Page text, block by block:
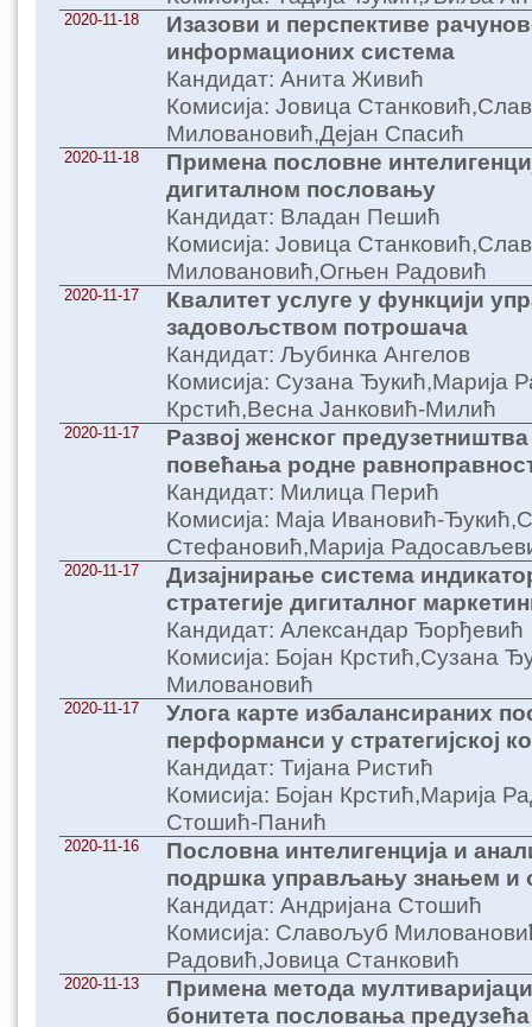
2020-11-18
Изазови и перспективе
информационих система
Кандидат: Анита Живић
Комисија: Јовица
Миловановић,Дејан Спасић
2020-11-18
Примена пословне
дигиталном пословању
Кандидат: Владан Пешић
Комисија: Јовица
Миловановић,Огњен Радовић
2020-11-17
Квалитет услуге у функцији
задовољством потрошача
Кандидат: Љубинка Ангелов
Комисија: Сузана Ђукић,Марија
Крстић,Весна Јанковић-Милић
2020-11-17
Развој женског
повећања родне
Кандидат: Милица Перић
Комисија: Маја Ивановић-
Стефановић,Марија
2020-11-17
Дизајнирање система
стратегије дигиталног
Кандидат: Александар Ђорђевић
Комисија: Бојан Крстић,Сузана
Миловановић
2020-11-17
Улога карте избалансираних
перформанси у стратегијској
Кандидат: Тијана Ристић
Комисија: Бојан Крстић,Марија
Стошић-Панић
2020-11-16
Пословна интелигенција и
подршка управљању знањем и
Кандидат: Андријана Стошић
Комисија: Славољуб
Радовић,Јовица Станковић
2020-11-13
Примена метода
бонитета пословања предузећа